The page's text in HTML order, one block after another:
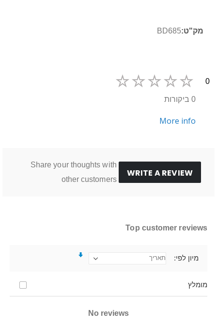
מידע
BD685
0
0 ביקורות
More info
WRITE A REVIEW
Share your thoughts with
other customers
Top customer reviews
מומלץ
מיון לפי
No reviews